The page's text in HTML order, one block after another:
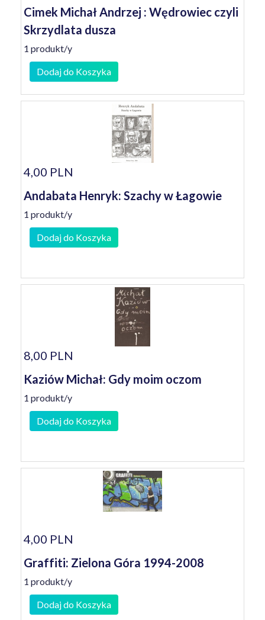
Cimek Michał Andrzej : Wędrowiec czyli
Skrzydlata dusza
1 produkt/y
Dodaj do Koszyka
4,00 PLN
Andabata Henryk: Szachy w Łagowie
1 produkt/y
Dodaj do Koszyka
8,00 PLN
Kaziów Michał: Gdy moim oczom
1 produkt/y
Dodaj do Koszyka
4,00 PLN
Graffiti: Zielona Góra 1994-2008
1 produkt/y
Dodaj do Koszyka